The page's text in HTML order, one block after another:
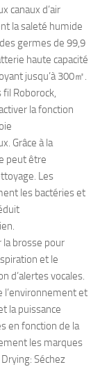
canaux d’air
la saleté humide
germes de 99,9
haute capacité
jusqu’à 300㎡.
Roborock,
la fonction
Grâce à la
peut être
Les
les bactéries et
la brosse pour
et le
d’alertes vocales.
l’environnement et
la puissance
en fonction de la
les marques
Séchez